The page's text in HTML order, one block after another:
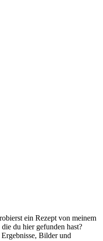
ein Rezept von meinem
du hier gefunden hast?
Bilder und